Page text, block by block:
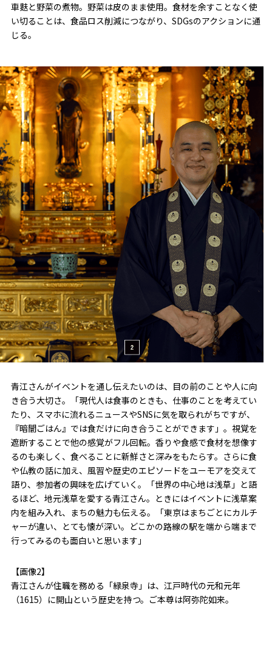
車麩と野菜の煮物。野菜は皮のまま使用。食材を余すことなく使
い切ることは、食品ロス削減につながり、SDGsのアクションに通
じる。
青江さんがイベントを通し伝えたいのは、目の前のことや人に向
き合う大切さ。「現代人は食事のときも、仕事のことを考えてい
たり、スマホに流れるニュースやSNSに気を取られがちですが、
『暗闇ごはん』では食だけに向き合うことができます」。視覚を
遮断することで他の感覚がフル回転。香りや食感で食材を想像す
るのも楽しく、食べることに新鮮さと深みをもたらす。さらに食
や仏教の話に加え、風習や歴史のエピソードをユーモアを交えて
語り、参加者の興味を広げていく。「世界の中心地は浅草」と語
るほど、地元浅草を愛する青江さん。ときにはイベントに浅草案
内を組み入れ、まちの魅力も伝える。「東京はまちごとにカルチ
ャーが違い、とても懐が深い。どこかの路線の駅を端から端まで
行ってみるのも面白いと思います」
【画像2】
青江さんが住職を務める「緑泉寺」は、江戸時代の元和元年
（1615）に開山という歴史を持つ。ご本尊は阿弥陀如来。